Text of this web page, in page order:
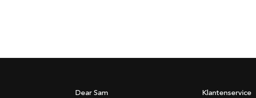
Dear Sam Klantenservice